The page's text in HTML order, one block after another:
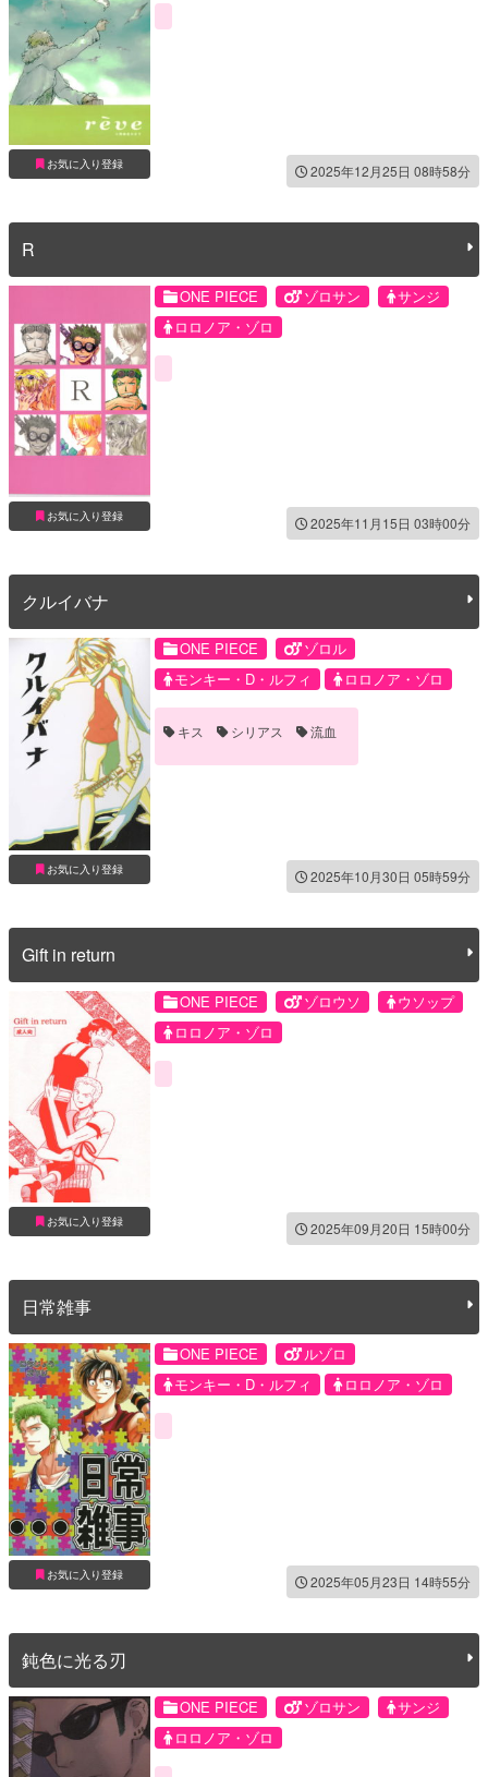
お気に入り登録 2025年12月25日 08時58分
R
お気に入り登録
ONE PIECE ゾロサン
サンジ
ロロノア・ゾロ
2025年11月15日 03時00分
クルイバナ
お気に入り登録
ONE PIECE
ゾロル
モンキー・D・ルフィ
ロロノア・ゾロ
キス シリアス 流血
2025年10月30日 05時59分
Gift in return
お気に入り登録
ONE PIECE ゾロウソ
ウソップ
ロロノア・ゾロ
2025年09月20日 15時00分
日常雑事
お気に入り登録
ONE PIECE
ルゾロ
モンキー・D・ルフィ
ロロノア・ゾロ
2025年05月23日 14時55分
鈍色に光る刃
ONE PIECE ゾロサン
サンジ
ロロノア・ゾロ